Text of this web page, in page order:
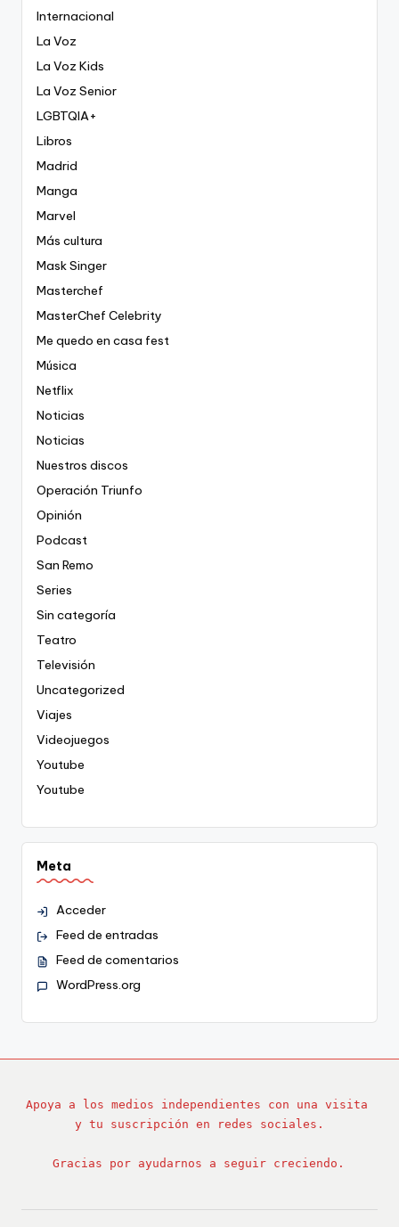
Internacional
La Voz
La Voz Kids
La Voz Senior
LGBTQIA+
Libros
Madrid
Manga
Marvel
Más cultura
Mask Singer
Masterchef
MasterChef Celebrity
Me quedo en casa fest
Música
Netflix
Noticias
Noticias
Nuestros discos
Operación Triunfo
Opinión
Podcast
San Remo
Series
Sin categoría
Teatro
Televisión
Uncategorized
Viajes
Videojuegos
Youtube
Youtube
Meta
Acceder
Feed de entradas
Feed de comentarios
WordPress.org
Apoya a los medios independientes con una visita
y tu suscripción en redes sociales.
Gracias por ayudarnos a seguir creciendo.